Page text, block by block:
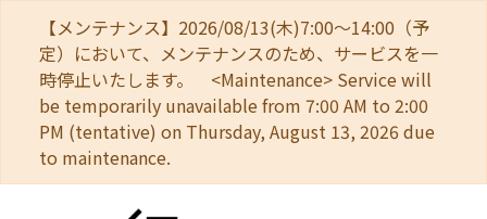
【メンテナンス】2026/08/13(木)7:00～14:00（予
定）において、メンテナンスのため、サービスを一
時停止いたします。 <Maintenance> Service will
be temporarily unavailable from 7:00 AM to 2:00
PM (tentative) on Thursday, August 13, 2026 due
to maintenance.